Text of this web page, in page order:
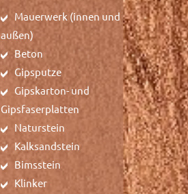
Mauerwerk (innen und
außen)
Beton
Gipsputze
Gipskarton- und
Gipsfaserplatten
Naturstein
Kalksandstein
Bimsstein
Klinker